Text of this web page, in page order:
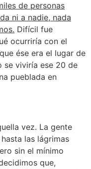
de personas
ni a nadie, nada
Difícil fue
ocurriría con el
ése era el lugar de
se viviría ese 20 de
pueblada en
vez. La gente
las lágrimas
sin el mínimo
que,